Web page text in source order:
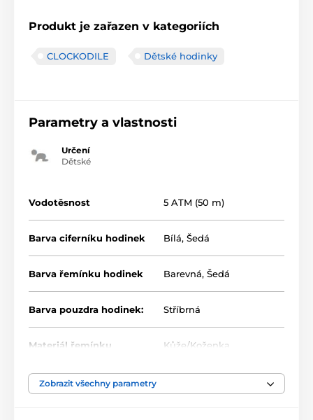
Produkt je zařazen v kategoriích
CLOCKODILE Dětské hodinky
Parametry a vlastnosti
Určení
Dětské
Vodotěsnost 5 ATM (50 m)
Barva ciferníku hodinek Bílá, Šedá
Barva řemínku hodinek Barevná, Šedá
Barva pouzdra hodinek: Stříbrná
Materiál řemínku Kůže/Koženka
Motiv hodinek
Zobrazit všechny parametry